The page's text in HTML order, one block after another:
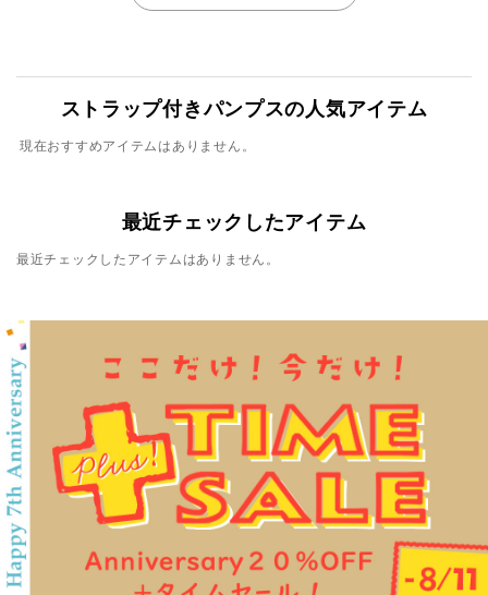
ストラップ付きパンプスの人気アイテム
現在おすすめアイテムはありません。
最近チェックしたアイテム
最近チェックしたアイテムはありません。